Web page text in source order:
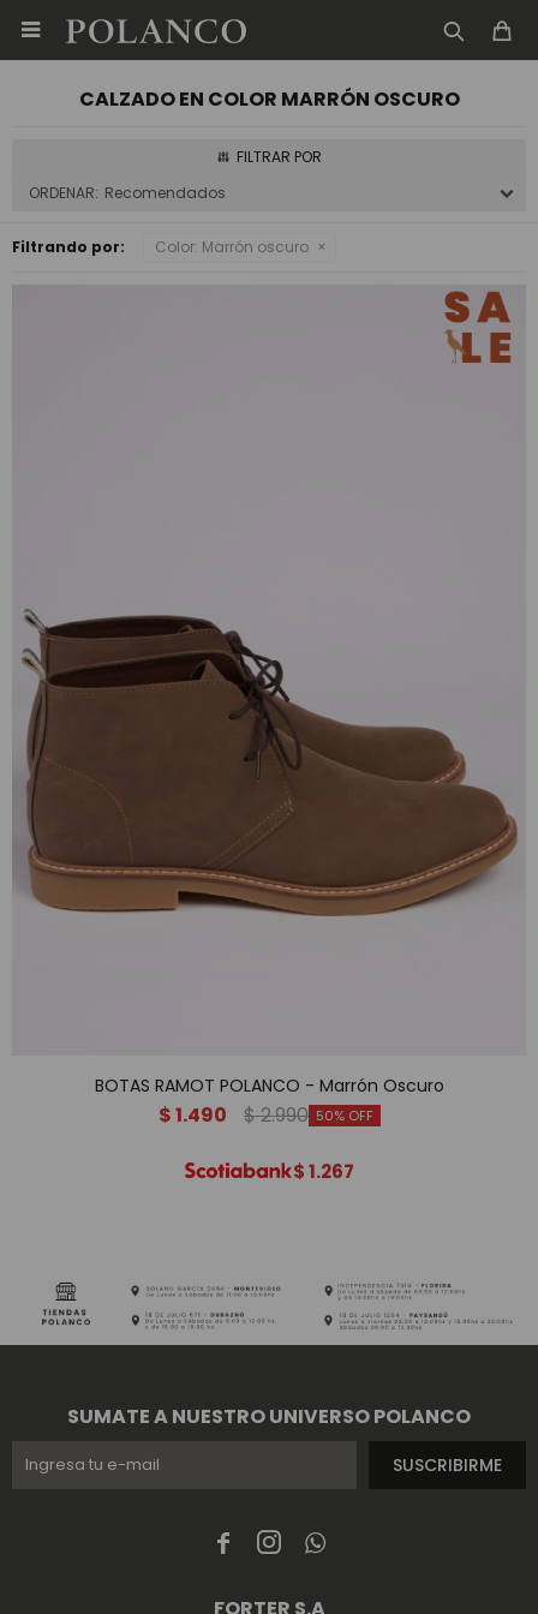

CALZADO EN COLOR MARRÓN OSCURO
Recomendados
Filtrando por: Color: Marrón oscuro
BOTAS RAMOT POLANCO - Marrón Oscuro
$1.490 $2.990 50
$1.267
  
SUMATE A NUESTRO UNIVERSO POLANCO
SUSCRIBIRME